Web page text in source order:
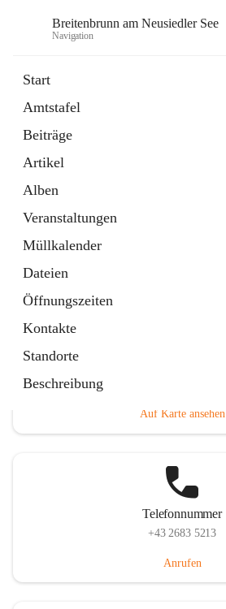
Breitenbrunn am Neusiedler See
Navigation
Start
Amtstafel
Beiträge
Artikel
Alben
Veranstaltungen
Müllkalender
Dateien
Öffnungszeiten
Kontakte
Standorte
Beschreibung
18 Schnellzugriffe
Gemeindeservice
Auf Karte ansehen
Telefonnummer
+43 2683 5213
Anrufen